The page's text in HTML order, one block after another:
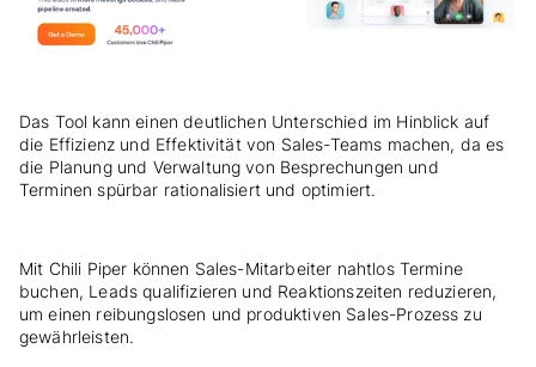
Das Tool kann einen deutlichen Unterschied im Hinblick auf
die Effizienz und Effektivität von Sales-Teams machen, da es
die Planung und Verwaltung von Besprechungen und
Terminen spürbar rationalisiert und optimiert.
Mit Chili Piper können Sales-Mitarbeiter nahtlos Termine
buchen, Leads qualifizieren und Reaktionszeiten reduzieren,
um einen reibungslosen und produktiven Sales-Prozess zu
gewährleisten.